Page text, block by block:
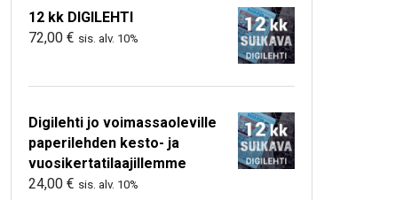
12 kk DIGILEHTI
72,00 € sis. alv. 10%
Digilehti jo voimassaoleville
paperilehden kesto- ja
vuosikertatilaajillemme
24,00 € sis. alv. 10%